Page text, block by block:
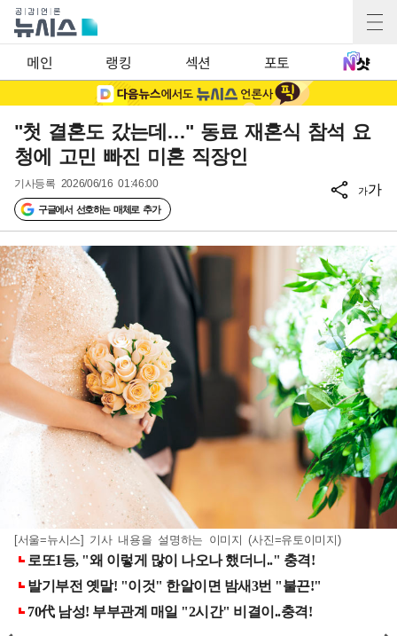
메인 랭킹 섹션 포토
"첫 결혼도 갔는데…" 동료 재혼식 참석 요
청에 고민 빠진 미혼 직장인
기사등록 2026/06/16 01:46:00
구글에서 선호하는 매체로 추가
가가
[서울=뉴시스] 기사 내용을 설명하는 이미지 (사진=유토이미지)